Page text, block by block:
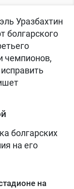
Уразбахтин
болгарского
чемпионов,
болгарских
на его
на